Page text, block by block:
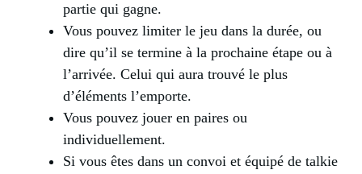
partie qui gagne.
Vous pouvez limiter le jeu dans la durée, ou
dire qu’il se termine à la prochaine étape ou à
l’arrivée. Celui qui aura trouvé le plus
d’éléments l’emporte.
Vous pouvez jouer en paires ou
individuellement.
Si vous êtes dans un convoi et équipé de talkie